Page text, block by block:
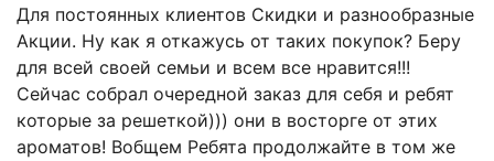
Для постоянных клиентов Скидки и разнообразные
Акции. Ну как я откажусь от таких покупок? Беру
для всей своей семьи и всем все нравится!!!
Сейчас собрал очередной заказ для себя и ребят
которые за решеткой))) они в восторге от этих
ароматов! Вобщем Ребята продолжайте в том же